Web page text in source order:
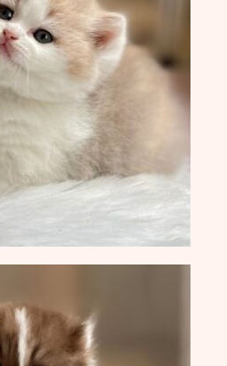
Monchichi von den
Gippy Air Force Cat
R2D2 von den
Littlefoot von den